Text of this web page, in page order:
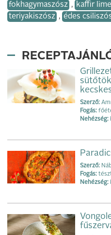
fokhagymaszósz , kaffir lime
teriyakiszósz , édes
Szerző:
Fogás:
Nehézség:
Szerző:
Fogás:
Nehézség: